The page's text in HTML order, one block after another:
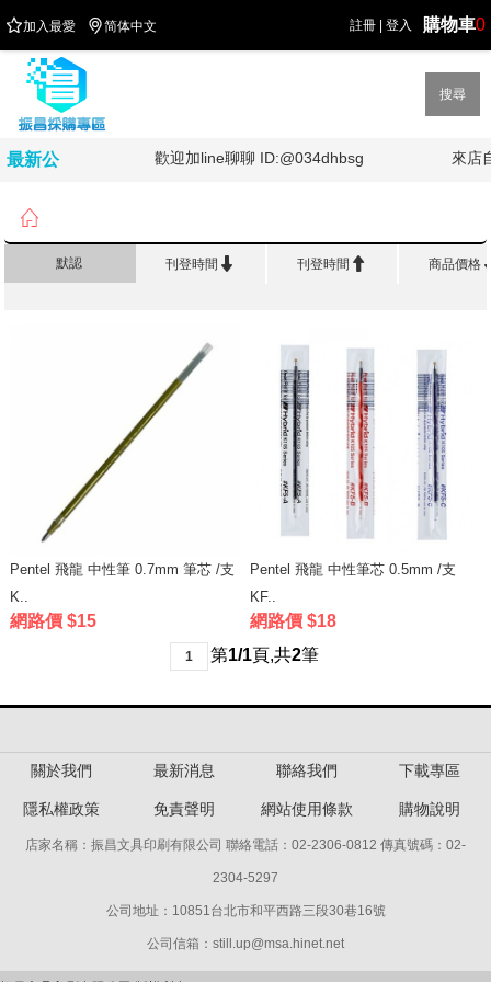
註冊 登入 購物車0
加入最愛 简体中文
搜尋
最新公
加油!!!! 歡迎加line聊聊 ID:@034dhbsg 來店

默認 刊登時間  刊登時間  商品價格
Pentel 飛龍 中性筆 0.7mm 筆芯 /支
K..
網路價 $15
Pentel 飛龍 中性筆芯 0.5mm /支
KF..
網路價 $18
1 第1/1頁,共2筆
關於我們 最新消息 聯絡我們 下載專區
隱私權政策 免責聲明 網站使用條款 購物說明
店家名稱：振昌文具印刷有限公司 聯絡電話：02-2306-0812 傳真號碼：02-
2304-5297
公司地址：10851台北市和平西路三段30巷16號
公司信箱：still.up@msa.hinet.net